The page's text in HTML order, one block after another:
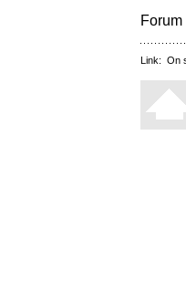
Forum
Link: On